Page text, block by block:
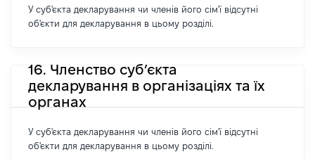
У суб'єкта декларування чи членів його сім'ї відсутні
об'єкти для декларування в цьому розділі.
16. Членство суб’єкта
декларування в організаціях та їх
органах
У суб'єкта декларування чи членів його сім'ї відсутні
об'єкти для декларування в цьому розділі.